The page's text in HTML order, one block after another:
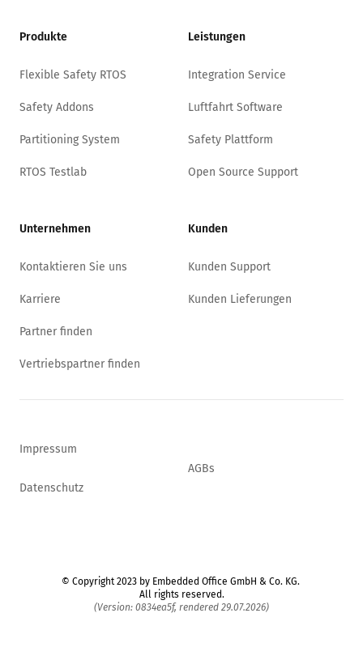
Produkte
Flexible Safety RTOS
Safety Addons
Partitioning System
RTOS Testlab
Leistungen
Integration Service
Luftfahrt Software
Safety Plattform
Open Source Support
Unternehmen
Kontaktieren Sie uns
Karriere
Partner finden
Vertriebspartner finden
Kunden
Kunden Support
Kunden Lieferungen
Impressum
Datenschutz
AGBs
© Copyright 2023 by Embedded Office GmbH & Co. KG.
All rights reserved.
(Version: 0834ea5f, rendered 29.07.2026)